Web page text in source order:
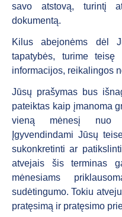
savo atstovą, turintį
dokumentą.
Kilus abejonėms dėl
tapatybės, turime teisę
informacijos, reikalingos
Jūsų prašymas bus
pateiktas kaip įmanoma
vieną mėnesį nuo
Įgyvendindami Jūsų
sukonkretinti ar
atvejais šis terminas
mėnesiams
sudėtingumo. Tokiu
pratęsimą ir pratęsimo